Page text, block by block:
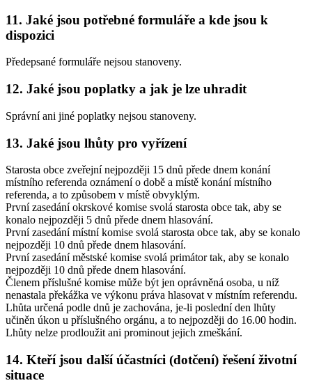
11. Jaké jsou potřebné formuláře a kde jsou k
dispozici
Předepsané formuláře nejsou stanoveny.
12. Jaké jsou poplatky a jak je lze uhradit
Správní ani jiné poplatky nejsou stanoveny.
13. Jaké jsou lhůty pro vyřízení
Starosta obce zveřejní nejpozději 15 dnů přede dnem konání
místního referenda oznámení o době a místě konání místního
referenda, a to způsobem v místě obvyklým.
První zasedání okrskové komise svolá starosta obce tak, aby se
konalo nejpozději 5 dnů přede dnem hlasování.
První zasedání místní komise svolá starosta obce tak, aby se konalo
nejpozději 10 dnů přede dnem hlasování.
První zasedání městské komise svolá primátor tak, aby se konalo
nejpozději 10 dnů přede dnem hlasování.
Členem příslušné komise může být jen oprávněná osoba, u níž
nenastala překážka ve výkonu práva hlasovat v místním referendu.
Lhůta určená podle dnů je zachována, je-li poslední den lhůty
učiněn úkon u příslušného orgánu, a to nejpozději do 16.00 hodin.
Lhůty nelze prodloužit ani prominout jejich zmeškání.
14. Kteří jsou další účastníci (dotčení) řešení životní
situace